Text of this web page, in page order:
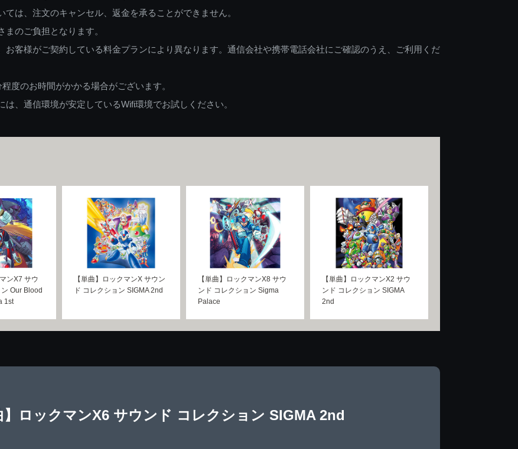
は、注文のキャンセル、返金を承ることができません。
のご負担となります。
お客様がご契約している料金プランにより異なります。通信会社や携帯電話会社にご確認のうえ、ご利用くだ
度のお時間がかかる場合がございます。
、通信環境が安定しているWifi環境でお試しください。
ンX7 サウ
Our Blood
1st
【単曲】ロックマンX サウン
ド コレクション SIGMA 2nd
【単曲】ロックマンX8 サウ
ンド コレクション Sigma
Palace
【単曲】ロックマンX2 サウ
ンド コレクション SIGMA
2nd
】ロックマンX6 サウンド コレクション SIGMA 2nd